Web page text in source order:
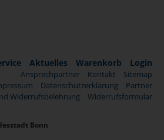
Aktuelles Warenkorb Login
Ansprechpartner Kontakt
Sitemap
Datenschutzerklärung
Partner
Widerrufsbelehrung
Widerrufsformular
Bonn